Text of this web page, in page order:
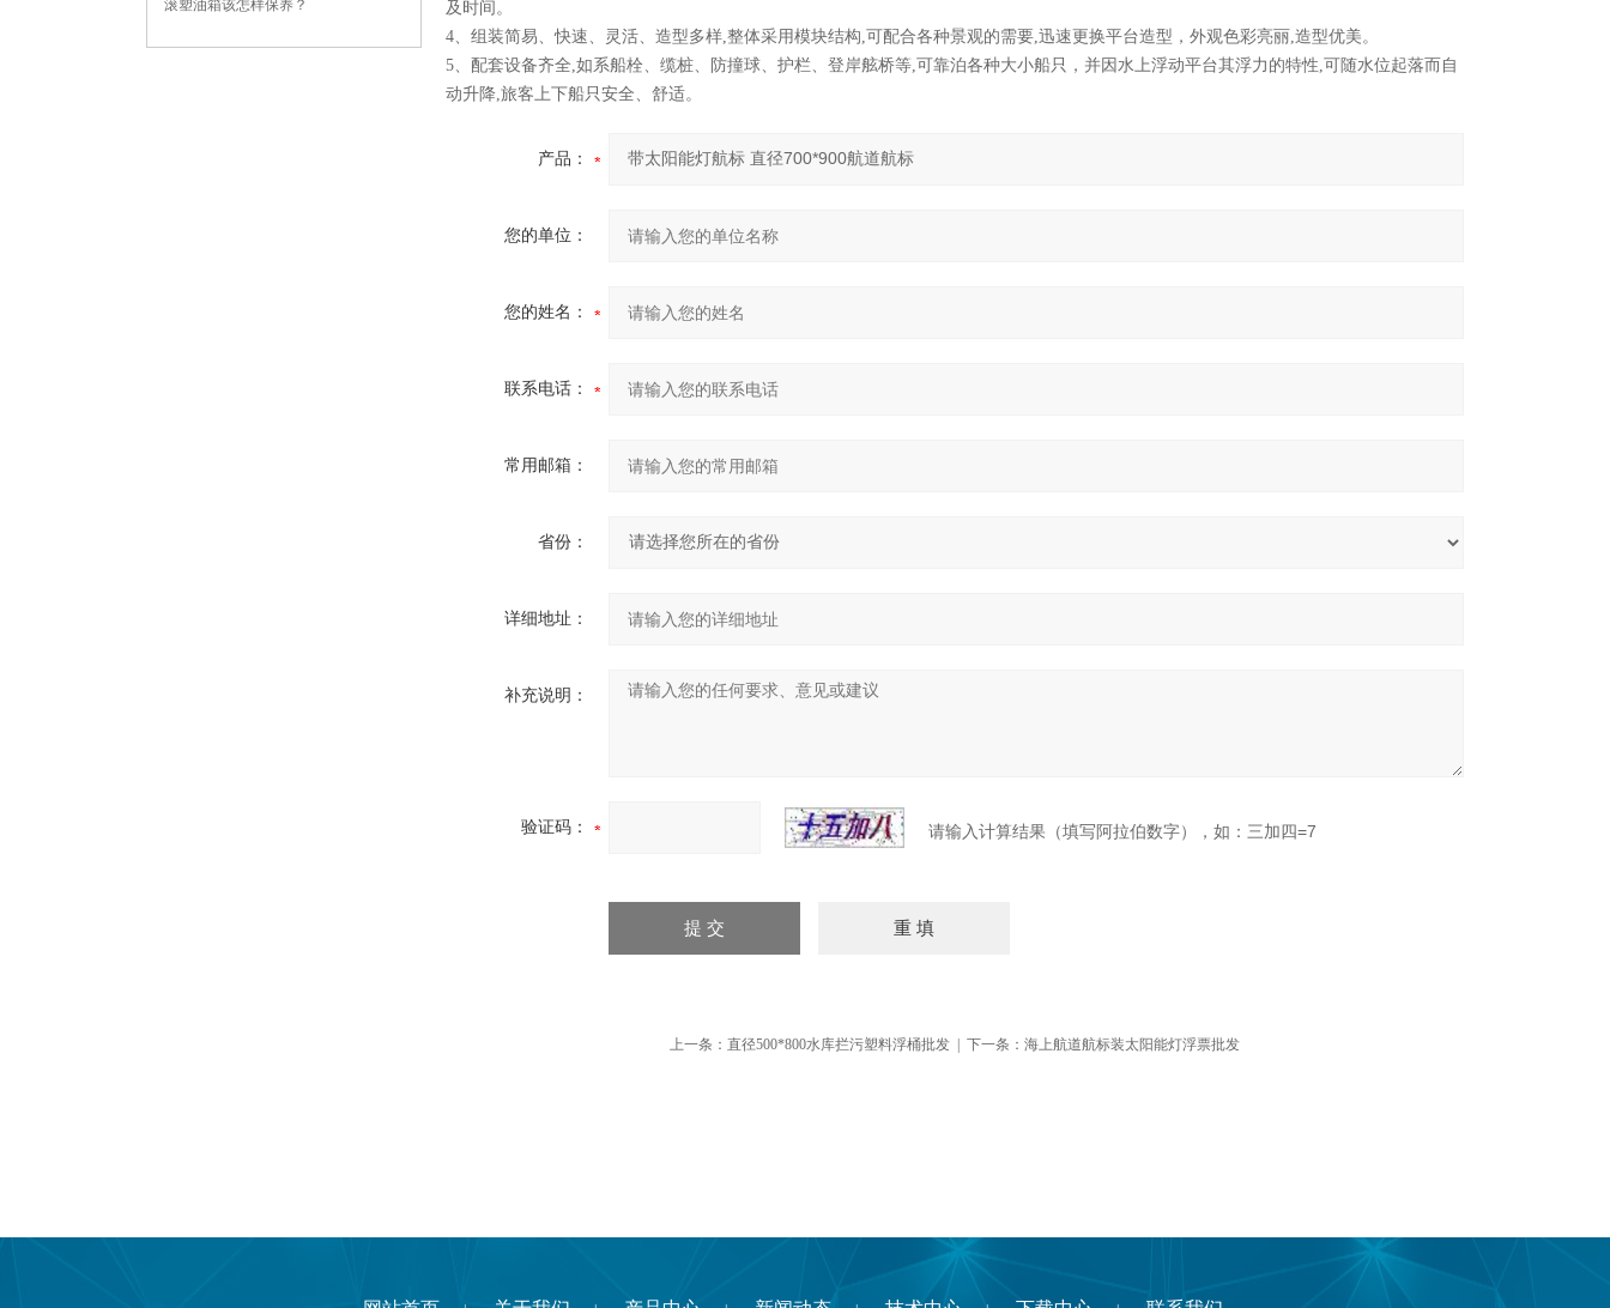
滚塑油箱该怎样保养？
及时间。
4、组装简易、快速、灵活、造型多样,整体采用模块结构,可配合各种景观的需要,迅速更换平台造型，外观色彩亮丽,造型优美。
5、配套设备齐全,如系船栓、缆桩、防撞球、护栏、登岸舷桥等,可靠泊各种大小船只，并因水上浮动平台其浮力的特性,可随水位起落而自
动升降,旅客上下船只安全、舒适。
产品：
您的单位：
您的姓名：
联系电话：
常用邮箱：
省份：
详细地址：
补充说明：
验证码： 请输入计算结果（填写阿拉伯数字），如：三加四=7
上一条： 直径500*800水库拦污塑料浮桶批发 | 下一条： 海上航道航标装太阳能灯浮票批发